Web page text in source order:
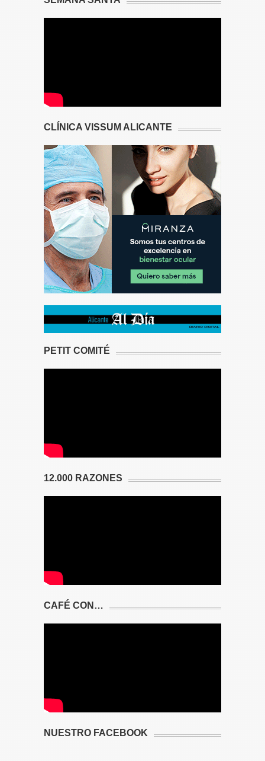
CLÍNICA VISSUM ALICANTE
PETIT COMITÉ
12.000 RAZONES
CAFÉ CON…
NUESTRO FACEBOOK